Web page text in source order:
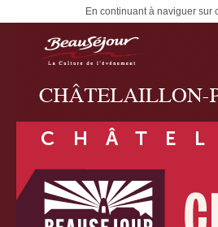
En continuant à naviguer sur